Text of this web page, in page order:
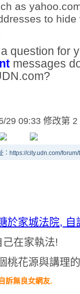
as
to
question for
messages
29 09:33 修改第 2
：https://city.udn.com/
於家城法院, 自
在家執法!
桃花源與講理
訴無良女網友.